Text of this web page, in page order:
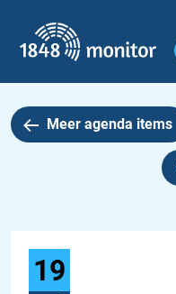
Hoofdmenu
Meer agenda items
19